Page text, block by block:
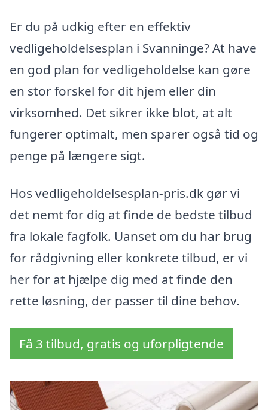
Er du på udkig efter en effektiv
vedligeholdelsesplan i Svanninge? At have
en god plan for vedligeholdelse kan gøre
en stor forskel for dit hjem eller din
virksomhed. Det sikrer ikke blot, at alt
fungerer optimalt, men sparer også tid og
penge på længere sigt.
Hos vedligeholdelsesplan-pris.dk gør vi
det nemt for dig at finde de bedste tilbud
fra lokale fagfolk. Uanset om du har brug
for rådgivning eller konkrete tilbud, er vi
her for at hjælpe dig med at finde den
rette løsning, der passer til dine behov.
Få 3 tilbud, gratis og uforpligtende